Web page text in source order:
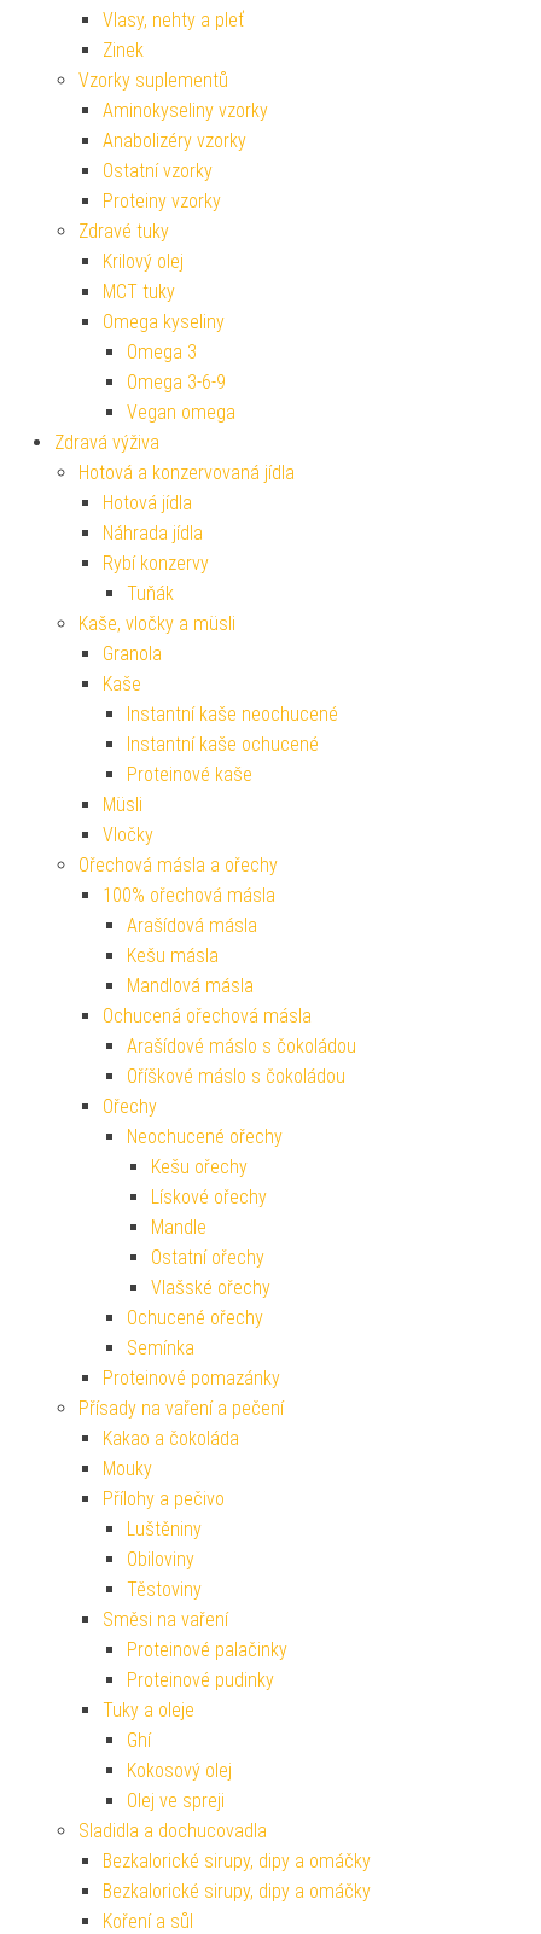
Vlasy, nehty a pleť
Zinek
Vzorky suplementů
Aminokyseliny vzorky
Anabolizéry vzorky
Ostatní vzorky
Proteiny vzorky
Zdravé tuky
Krilový olej
MCT tuky
Omega kyseliny
Omega 3
Omega 3-6-9
Vegan omega
Zdravá výživa
Hotová a konzervovaná jídla
Hotová jídla
Náhrada jídla
Rybí konzervy
Tuňák
Kaše, vločky a müsli
Granola
Kaše
Instantní kaše neochucené
Instantní kaše ochucené
Proteinové kaše
Müsli
Vločky
Ořechová másla a ořechy
100% ořechová másla
Arašídová másla
Kešu másla
Mandlová másla
Ochucená ořechová másla
Arašídové máslo s čokoládou
Oříškové máslo s čokoládou
Ořechy
Neochucené ořechy
Kešu ořechy
Lískové ořechy
Mandle
Ostatní ořechy
Vlašské ořechy
Ochucené ořechy
Semínka
Proteinové pomazánky
Přísady na vaření a pečení
Kakao a čokoláda
Mouky
Přílohy a pečivo
Luštěniny
Obiloviny
Těstoviny
Směsi na vaření
Proteinové palačinky
Proteinové pudinky
Tuky a oleje
Ghí
Kokosový olej
Olej ve spreji
Sladidla a dochucovadla
Bezkalorické sirupy, dipy a omáčky
Bezkalorické sirupy, dipy a omáčky
Koření a sůl